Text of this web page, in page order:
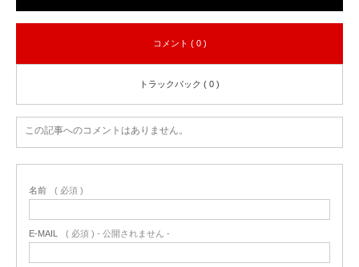
コメント ( 0 )
トラックバック ( 0 )
この記事へのコメントはありません。
名前 ( 必須 )
E-MAIL ( 必須 ) - 公開されません -